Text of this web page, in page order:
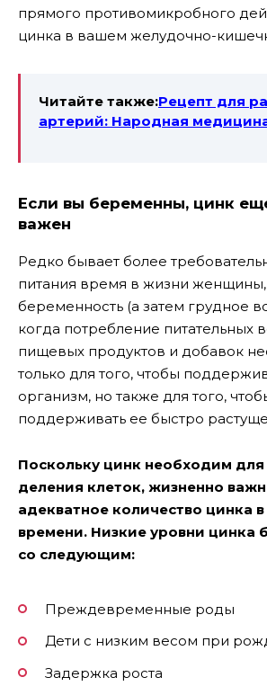
прямого противомикробного
цинка в вашем желудочно-
Читайте также:Рецепт для
артерий: Народная
Если вы беременны, цинк
важен
Редко бывает более
питания время в жизни
беременность (а затем грудное
когда потребление питательных
пищевых продуктов и добавок
только для того, чтобы
организм, но также для того,
поддерживать ее быстро
Поскольку цинк необходим для
деления клеток, жизненно
адекватное количество цинка
времени. Низкие уровни цинка
со следующим:
Преждевременные роды
Дети с низким весом при
Задержка роста